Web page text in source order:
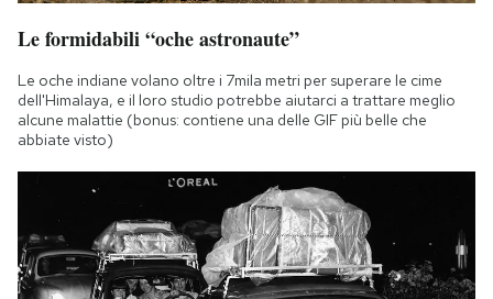
Newsletter
Notifiche mobile
Regala il Post
Hai bisogno di aiuto?
Le formidabili “oche astronaute”
Le oche indiane volano oltre i 7mila metri per superare le cime
dell'Himalaya, e il loro studio potrebbe aiutarci a trattare meglio
alcune malattie (bonus: contiene una delle GIF più belle che
abbiate visto)